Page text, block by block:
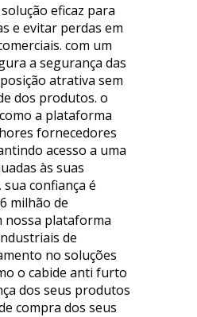
eficaz para
e evitar perdas em
com um
a segurança das
atrativa sem
dos produtos. o
a plataforma
fornecedores
acesso a uma
às suas
sua confiança é
milhão de
nossa plataforma
de
no soluções
o cabide anti furto
dos seus produtos
compra dos seus